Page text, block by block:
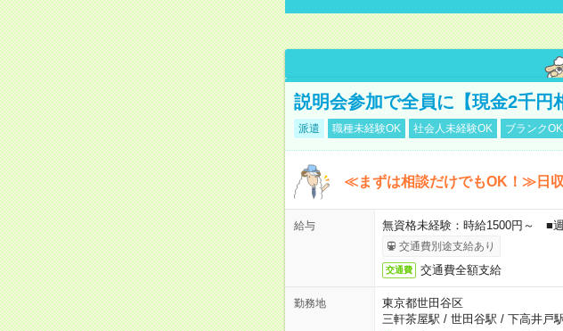
説明会参加で全員に【現金2千円
派遣 職種未経験OK 社会人未経験OK ブランクOK
≪まずは相談だけでもOK！≫日収
給与 無資格未経験：時給1500円～ ■
交通費別途支給あり
交通費 交通費全額支給
勤務地
東京都世田谷区
三軒茶屋駅 / 世田谷駅 / 下高井戸